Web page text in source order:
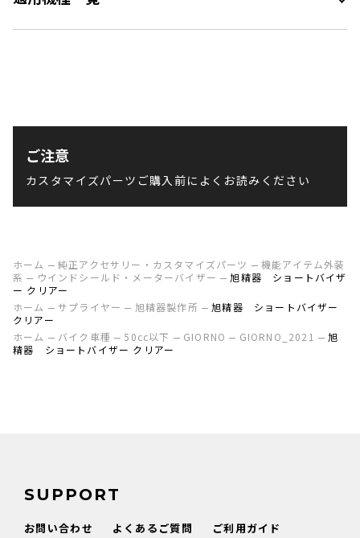
ご注意
カスタマイズパーツご購入前によくお読みください
ホーム 純正アクセサリー・カスタマイズパーツ
機能アイテム外装
系
ウインドシールド・メーターバイザー
旭精器 ショートバイザ
ー クリアー
ホーム
サプライヤー 旭精器製作所
旭精器 ショートバイザー
クリアー
ホーム
バイク車種 50cc以下 GIORNO GIORNO_2021
旭
精器 ショートバイザー クリアー
SUPPORT
お問い合わせ よくあるご質問
ご利用ガイド